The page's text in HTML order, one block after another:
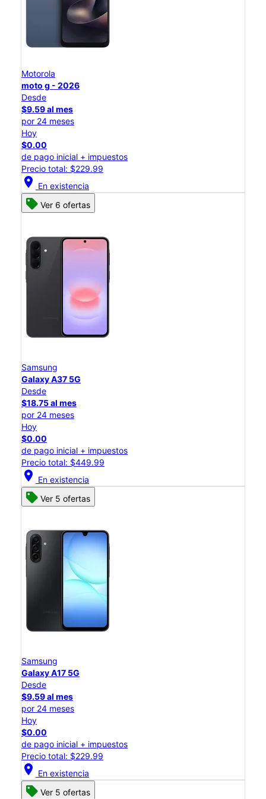
Motorola
moto g - 2026
Desde
$9.59 al mes
por 24 meses
Hoy
$0.00
de pago inicial + impuestos
Precio total: $229.99
location_on En existencia
Ver 6 ofertas
Samsung
Galaxy A37 5G
Desde
$18.75 al mes
por 24 meses
Hoy
$0.00
de pago inicial + impuestos
Precio total: $449.99
location_on En existencia
Ver 5 ofertas
Samsung
Galaxy A17 5G
Desde
$9.59 al mes
por 24 meses
Hoy
$0.00
de pago inicial + impuestos
Precio total: $229.99
location_on En existencia
Ver 5 ofertas